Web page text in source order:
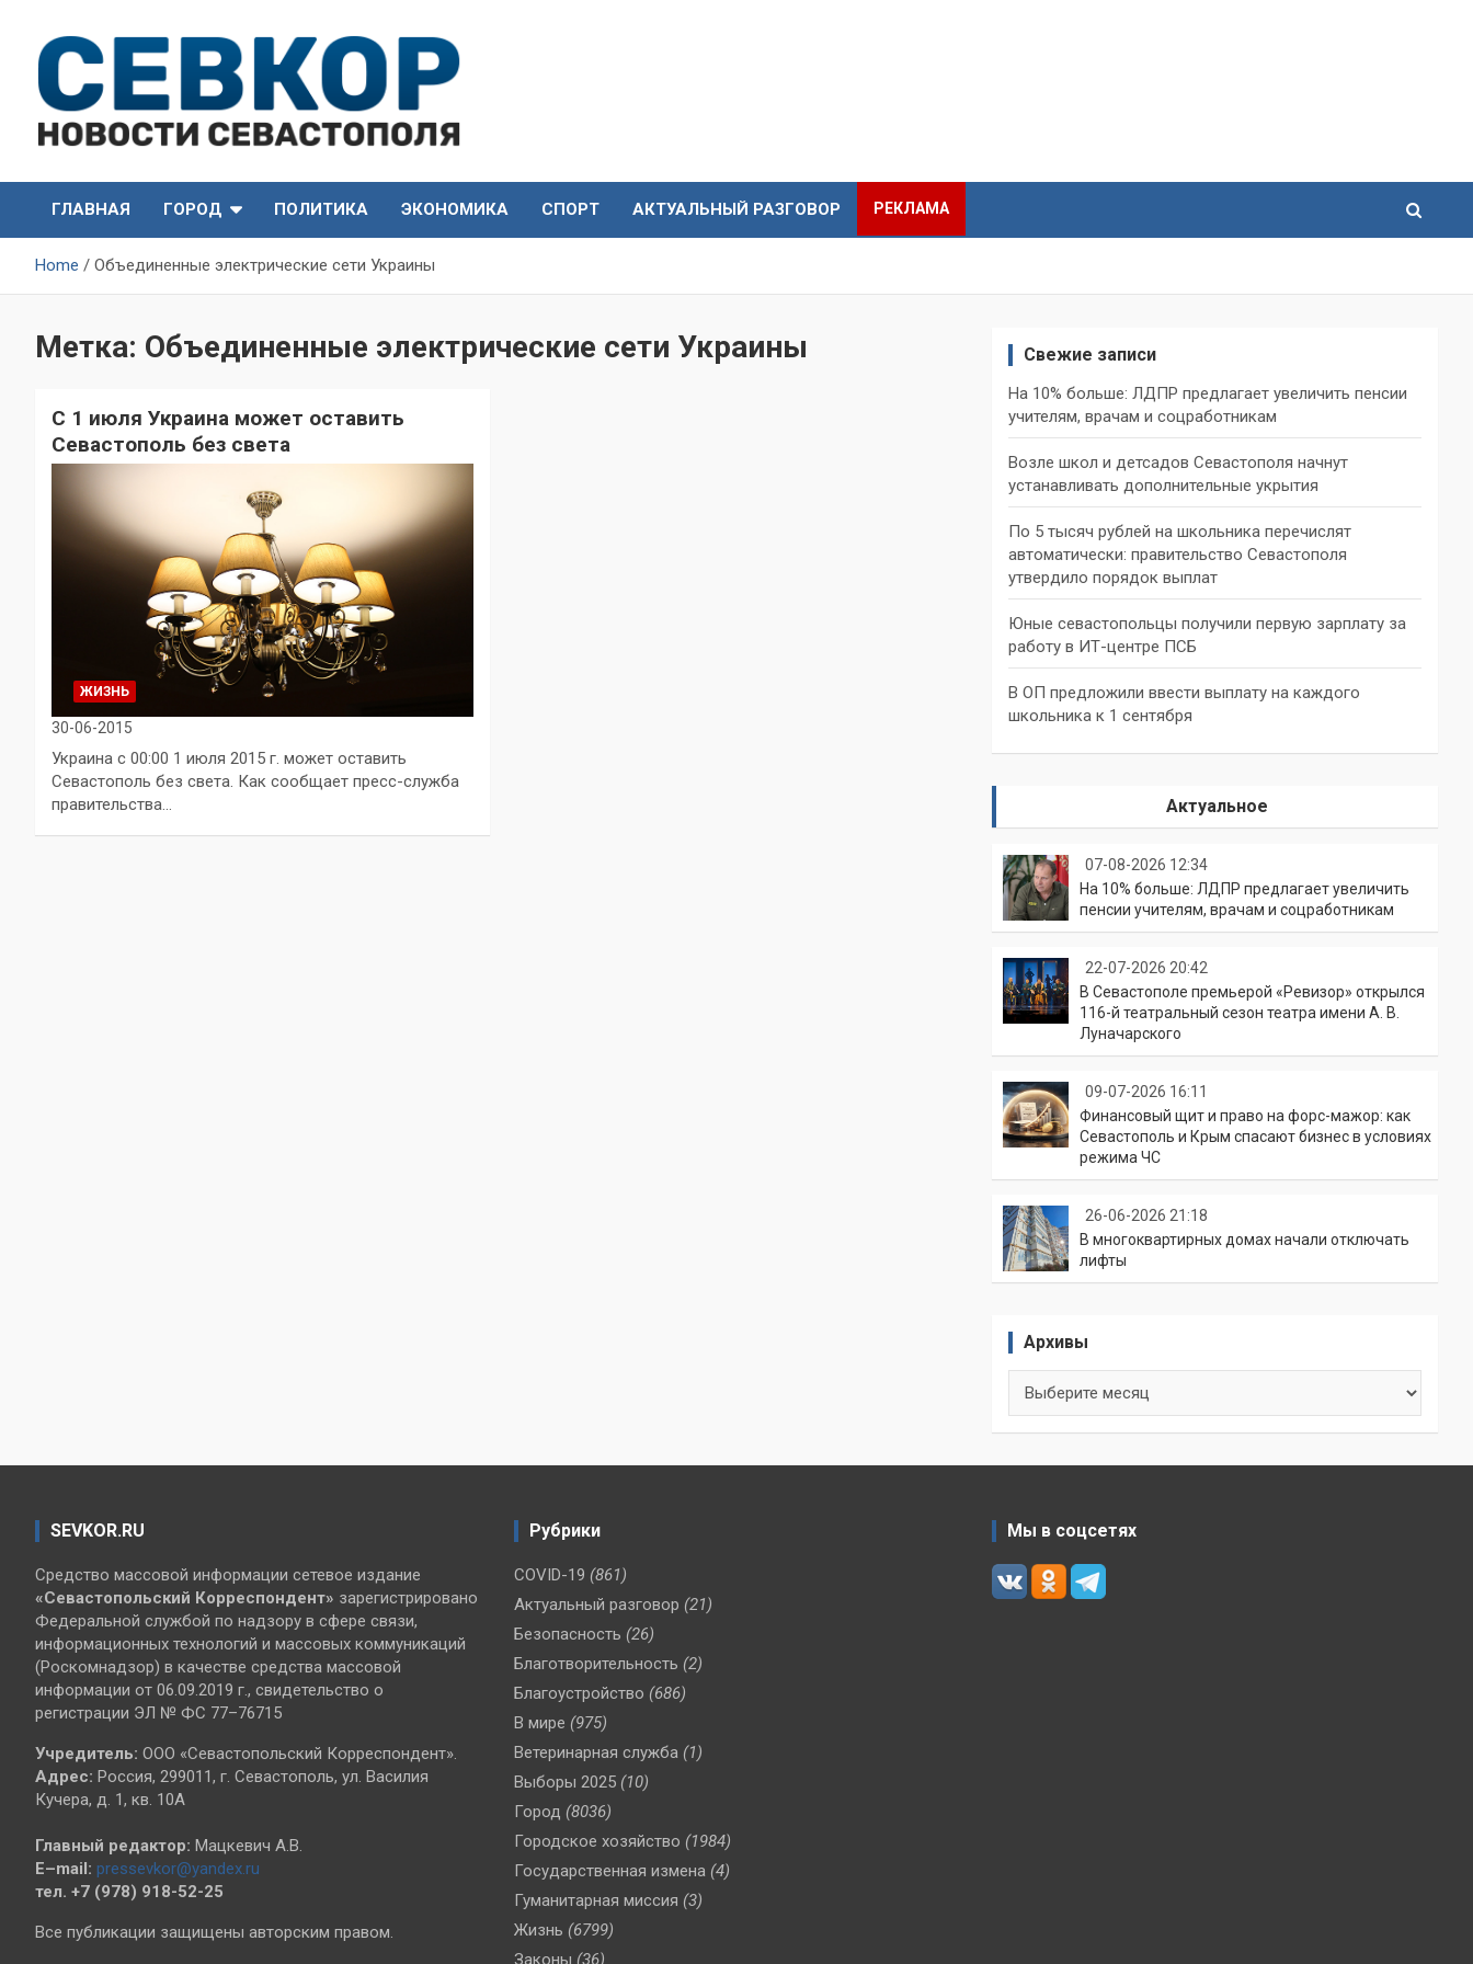
content
СевКор — Новости
Севастополя
Севастополя
ГЛАВНАЯ
ГОРОД ПОЛИТИКА ЭКОНОМИКА СПОРТ АКТУАЛЬНЫЙ РАЗГОВОР РЕКЛАМА
Home Объединенные электрические сети Украины
Метка: Объединенные электрические сети Украины
С 1 июля Украина может оставить
Севастополь без света
ЖИЗНЬ
30-06-2015
Украина с 00:00 1 июля 2015 г. может оставить
Севастополь без света. Как сообщает пресс-служба
правительства…
Свежие записи
На 10% больше: ЛДПР предлагает увеличить пенсии
учителям, врачам и соцработникам
Возле школ и детсадов Севастополя начнут
устанавливать дополнительные укрытия
По 5 тысяч рублей на школьника перечислят
автоматически: правительство Севастополя
утвердило порядок выплат
Юные севастопольцы получили первую зарплату за
работу в ИТ-центре ПСБ
В ОП предложили ввести выплату на каждого
школьника к 1 сентября
Актуальное
07-08-2026 12:34
На 10% больше: ЛДПР предлагает увеличить
пенсии учителям, врачам и соцработникам
22-07-2026 20:42
В Севастополе премьерой «Ревизор» открылся
116-й театральный сезон театра имени А. В.
Луначарского
09-07-2026 16:11
Финансовый щит и право на форс-мажор: как
Севастополь и Крым спасают бизнес в условиях
режима ЧС
26-06-2026 21:18
В многоквартирных домах начали отключать
лифты
Архивы
SEVKOR.RU
Средство массовой информации сетевое издание
«Севастопольский Корреспондент» зарегистрировано
Федеральной службой по надзору в сфере связи,
информационных технологий и массовых коммуникаций
(Роскомнадзор) в качестве средства массовой
информации от 06.09.2019 г., свидетельство о
регистрации ЭЛ № ФС 77–76715
Учредитель: ООО «Севастопольский Корреспондент».
Адрес: Россия, 299011, г. Севастополь, ул. Василия
Кучера, д. 1, кв. 10А
Главный редактор: Мацкевич А.В.
E–mail: pressevkor@yandex.ru
тел. +7 (978) 918-52-25
Все публикации защищены авторским правом.
Рубрики
COVID-19 (861)
Актуальный разговор (21)
Безопасность (26)
Благотворительность (2)
Благоустройство (686)
В мире (975)
Ветеринарная служба (1)
Выборы 2025 (10)
Город (8036)
Городское хозяйство (1984)
Государственная измена (4)
Гуманитарная миссия (3)
Жизнь (6799)
Законы (36)
Мы в соцсетях